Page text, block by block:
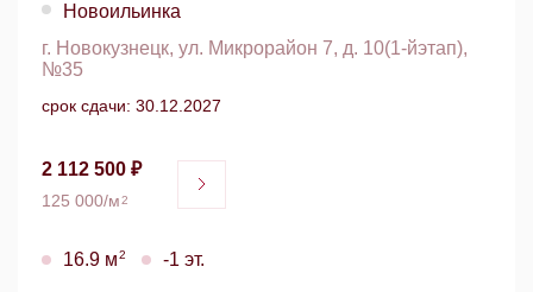
Новоильинка
г. Новокузнецк, ул. Микрорайон 7, д. 10(1-йэтап),
№35
срок сдачи: 30.12.2027
2 112 500 ₽
125 000/м2
16.9 м2 -1 эт.